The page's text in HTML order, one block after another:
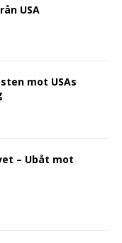
USA
mot USAs
– Ubåt mot